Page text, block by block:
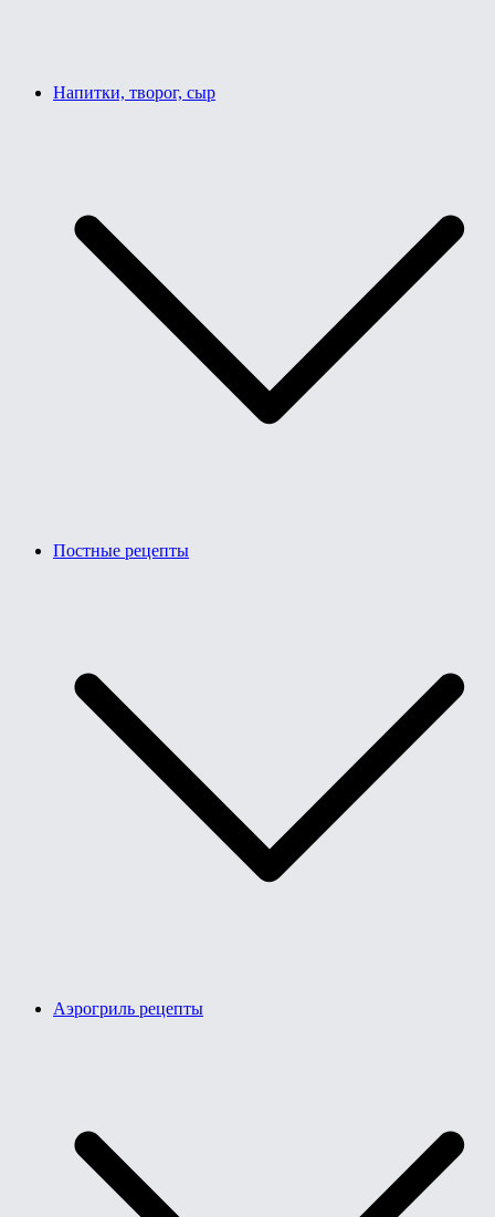
Напитки, творог, сыр
Постные рецепты
Аэрогриль рецепты